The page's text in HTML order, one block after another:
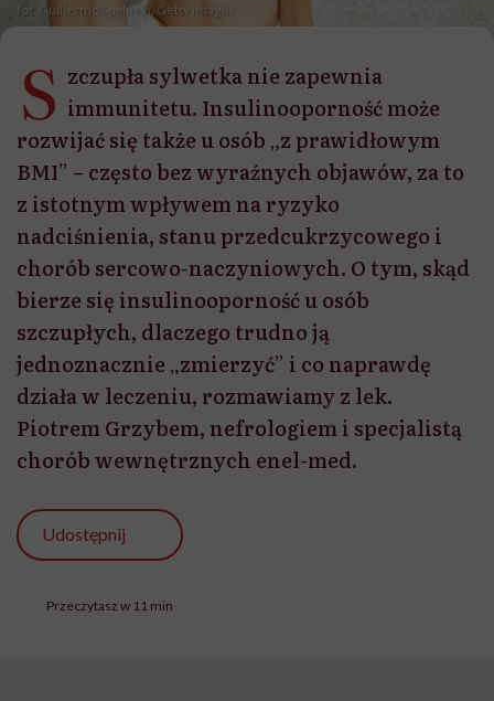
fot. Guillermo Spelucin, Getty Images
S zczupła sylwetka nie zapewnia
immunitetu. Insulinooporność może
rozwijać się także u osób „z prawidłowym
BMI” – często bez wyraźnych objawów, za to
z istotnym wpływem na ryzyko
nadciśnienia, stanu przedcukrzycowego i
chorób sercowo-naczyniowych. O tym, skąd
bierze się insulinooporność u osób
szczupłych, dlaczego trudno ją
jednoznacznie „zmierzyć” i co naprawdę
działa w leczeniu, rozmawiamy z lek.
Piotrem Grzybem, nefrologiem i specjalistą
chorób wewnętrznych enel-med.
Udostępnij
Przeczytasz w 11 min